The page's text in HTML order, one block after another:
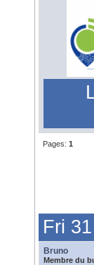
Pages: 1
Fri
Bruno
Membre du